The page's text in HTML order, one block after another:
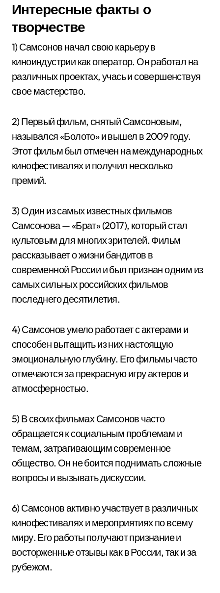
Интересные факты о
творчестве
1) Самсонов начал свою карьеру в
киноиндустрии как оператор. Он работал на
различных проектах, учась и совершенствуя
свое мастерство.
2) Первый фильм, снятый Самсоновым,
назывался «Болото» и вышел в 2009 году.
Этот фильм был отмечен на международных
кинофестивалях и получил несколько
премий.
3) Один из самых известных фильмов
Самсонова — «Брат» (2017), который стал
культовым для многих зрителей. Фильм
рассказывает о жизни бандитов в
современной России и был признан одним из
самых сильных российских фильмов
последнего десятилетия.
4) Самсонов умело работает с актерами и
способен вытащить из них настоящую
эмоциональную глубину. Его фильмы часто
отмечаются за прекрасную игру актеров и
атмосферностью.
5) В своих фильмах Самсонов часто
обращается к социальным проблемам и
темам, затрагивающим современное
общество. Он не боится поднимать сложные
вопросы и вызывать дискуссии.
6) Самсонов активно участвует в различных
кинофестивалях и мероприятиях по всему
миру. Его работы получают признание и
восторженные отзывы как в России, так и за
рубежом.